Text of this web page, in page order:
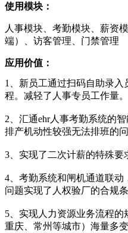
使用模块：
人事模块、考勤模块、薪资
端）、访客管理、门禁管理
应用价值：
1、新员工通过扫码自助录
程。减轻了人事专员工作量。
2、汇通ehr人事考勤系统的
排产机动性较强无法排班的
3、实现了二次计薪的特殊要
4、考勤系统和闸机通道联
问题实现了人权验厂的合规条
5、实现人力资源业务流程的
重庆、常州等城市）海量多